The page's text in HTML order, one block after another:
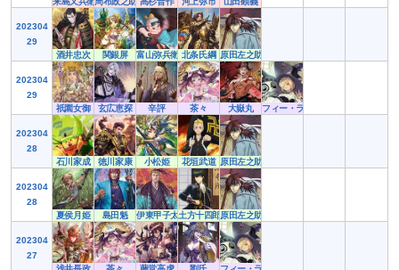
202304
29
酒井忠次
関銀屏 富山弥兵衛 北条氏綱 原田左之助
202304
29
祇園女御
玄広恵探 辛評 茶々 大嶽丸 フィー・ラプンツェル
202304
28
石川家成
徳川家康 小松姫 花垣武道 原田左之助
202304
28
夏侯月姫
島田魁 伊東甲子太郎土方十四郎原田左之助
202304
27